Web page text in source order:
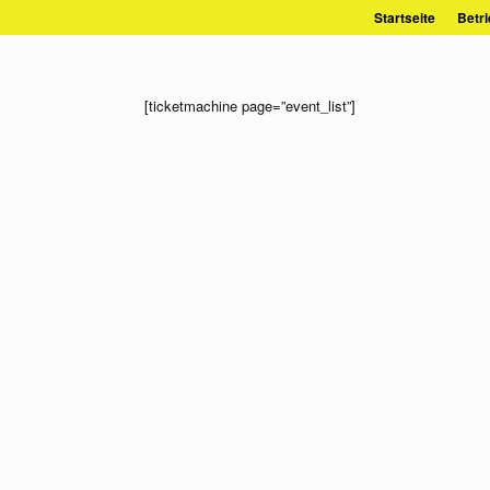
Inhalt
Startseite
[ticketmachine page=”event_list”]